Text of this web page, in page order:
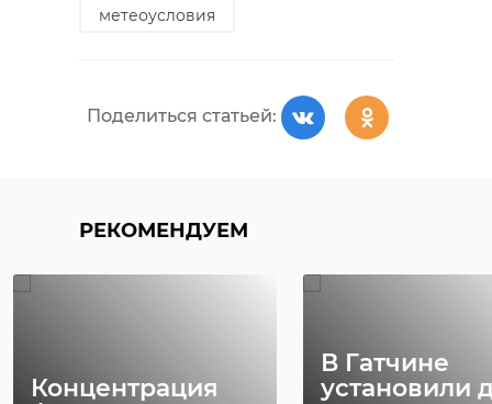
метеоусловия
Поделиться статьей:
РЕКОМЕНДУЕМ
Концентрация
В Гатчине
установили